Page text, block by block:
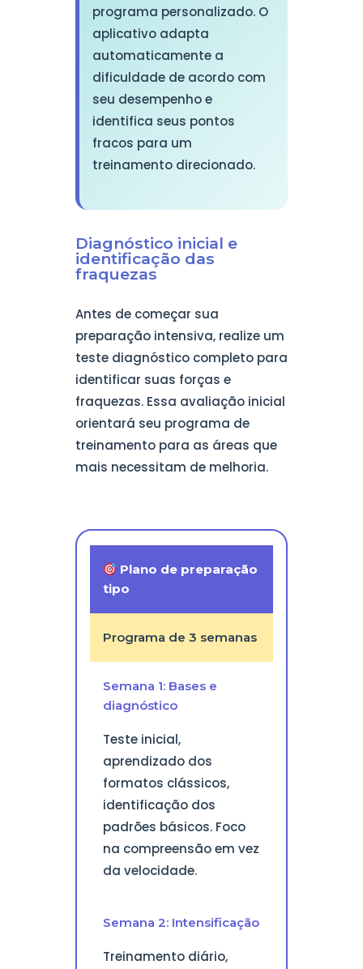
programa personalizado. O
aplicativo adapta
automaticamente a
dificuldade de acordo com
seu desempenho e
identifica seus pontos
fracos para um
treinamento direcionado.
Diagnóstico inicial e
identificação das
fraquezas
Antes de começar sua
preparação intensiva, realize um
teste diagnóstico completo para
identificar suas forças e
fraquezas. Essa avaliação inicial
orientará seu programa de
treinamento para as áreas que
mais necessitam de melhoria.
Plano de preparação
tipo
Programa de 3 semanas
Semana 1: Bases e
diagnóstico
Teste inicial,
aprendizado dos
formatos clássicos,
identificação dos
padrões básicos. Foco
na compreensão em vez
da velocidade.
Semana 2: Intensificação
Treinamento diário,